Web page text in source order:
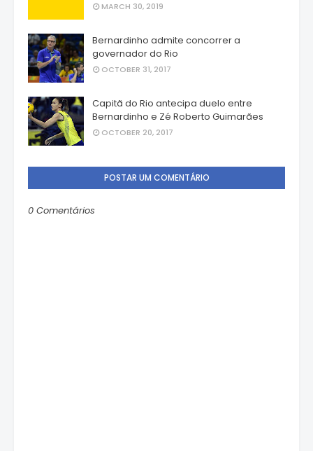
MARCH 30, 2019
Bernardinho admite concorrer a
governador do Rio
OCTOBER 31, 2017
Capitã do Rio antecipa duelo entre
Bernardinho e Zé Roberto Guimarães
OCTOBER 20, 2017
POSTAR UM COMENTÁRIO
0 Comentários